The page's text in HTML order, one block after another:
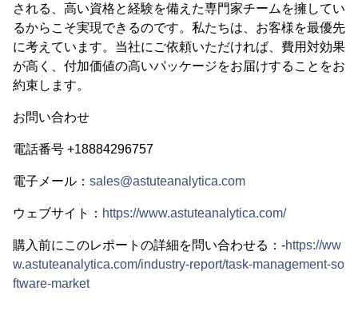
される、高い資格と経験を備えた専門家チームを擁してい
るからこそ実現できるのです。私たちは、お客様を最優先
に考えています。当社にご依頼いただければ、費用対効果
が高く、付加価値の高いパッケージをお届けすることをお
約束します。
お問い合わせ
電話番号 +18884296757
電子メール： sales@astuteanalytica.com
ウェブサイト： https://www.astuteanalytica.com/
購入前にこのレポートの詳細を問い合わせる：-https://ww
w.astuteanalytica.com/industry-report/task-management-so
ftware-market